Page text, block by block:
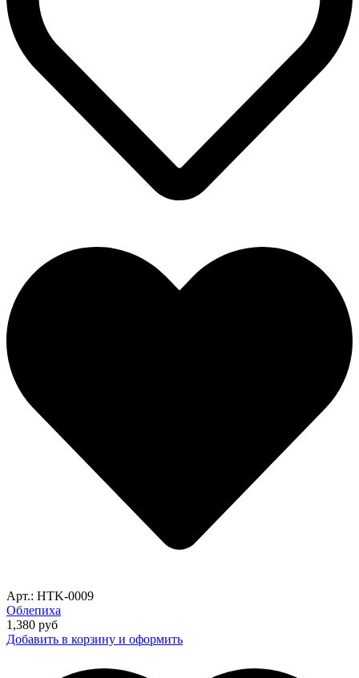
Арт.: HTK-0009
Облепиха
1,380 руб
Добавить в корзину и оформить